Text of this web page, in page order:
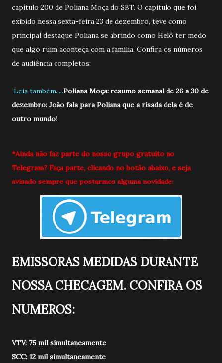
capitulo 200 de Poliana Moça do SBT. O capitulo que foi
exibido nessa sexta-feira 23 de dezembro, teve como
principal destaque Poliana se abrindo como Helô ter medo
que algo ruim aconteça com a família. Confira os números
de audiência completos:
Leia também.....Poliana Moça: resumo semanal de 26 a 30 de
dezembro: João fala para Poliana que a risada dela é de
outro mundo!
*Ainda não faz parte do nosso grupo gratuito no
Telegram? Faça parte, clicando no botão abaixo, e seja
avisado sempre que postarmos alguma novidade:
EMISSORAS MEDIDAS DURANTE
NOSSA CHECAGEM. CONFIRA OS
NUMEROS:
VTV: 75 mil simultaneamente
SCC: 12 mil simultaneamente